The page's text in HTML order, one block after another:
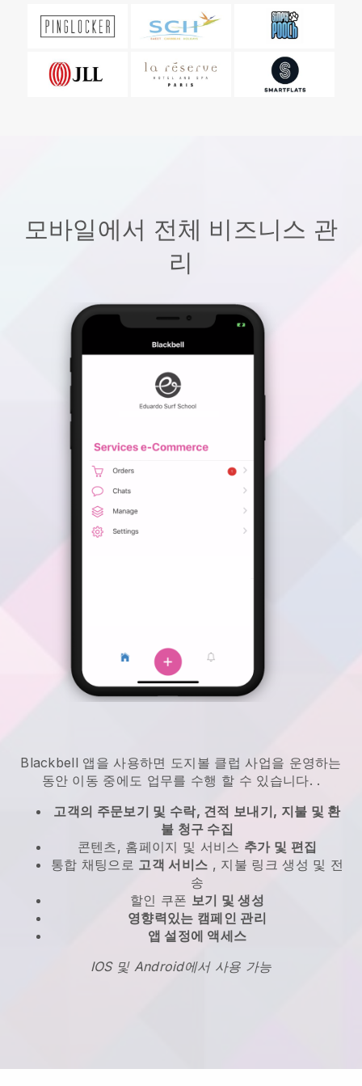
모바일에서 전체 비즈니스 관
리
Blackbell 앱을 사용하면 도지볼 클럽 사업을 운영하는
동안 이동 중에도 업무를 수행 할 수 있습니다. .
고객의 주문보기 및 수락, 견적 보내기, 지불 및 환
불 청구 수집
콘텐츠, 홈페이지 및 서비스 추가 및 편집
통합 채팅으로 고객 서비스 , 지불 링크 생성 및 전
송
할인 쿠폰 보기 및 생성
영향력있는 캠페인 관리
앱 설정에 액세스
IOS 및 Android에서 사용 가능